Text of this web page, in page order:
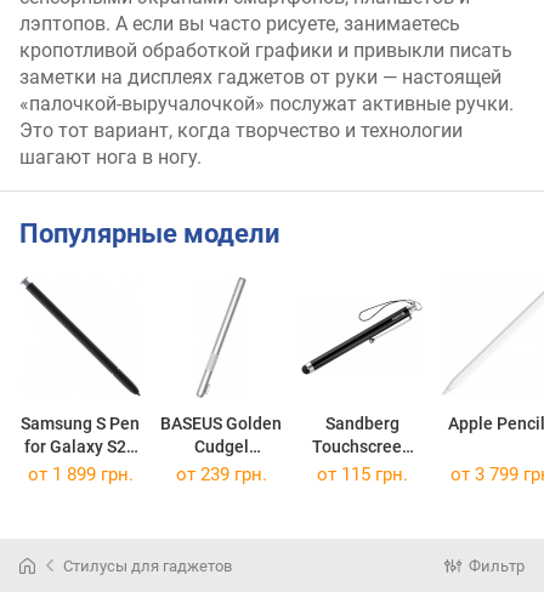
лэптопов. А если вы часто рисуете, занимаетесь
кропотливой обработкой графики и привыкли писать
заметки на дисплеях гаджетов от руки — настоящей
«палочкой-выручалочкой» послужат активные ручки.
Это тот вариант, когда творчество и технологии
шагают нога в ногу.
Популярные модели
Samsung S Pen
for Galaxy S23
Ultra
BASEUS Golden
Cudgel
Capacitive
Sandberg
Touchscreen
Stylus Pen
Apple
от 1 899 грн. от 239 грн. от 115 грн. от 3 799
Стилусы для гаджетов Фильтр